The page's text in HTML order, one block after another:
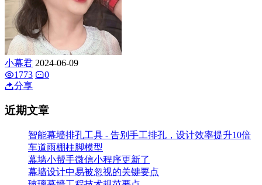
小幕君 2024-06-09
1773
0
分享
近期文章
智能幕墙排孔工具 - 告别手工排孔，设计效率提升10倍
车道雨棚柱脚模型
幕墙小帮手微信小程序更新了
幕墙设计中易被忽视的关键要点